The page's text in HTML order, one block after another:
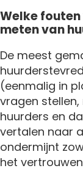
Welke
meten van
De meest
(eenmalig in
vragen
huurders en
vertalen naar
ondermijnt
het